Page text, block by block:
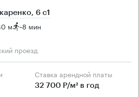
6 с1
м ~8 мин
проезд
Ставка арендной платы
32 700 Р/м² в год